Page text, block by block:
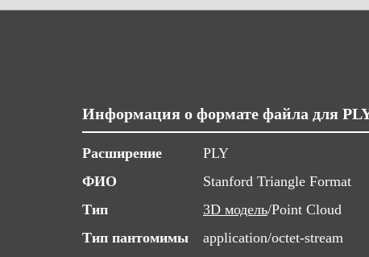
Информация о формате файла для
Расширение
PLY
ФИО
Stanford Triangle Format
Тип
3D модель/Point Cloud
Тип пантомимы
application/octet-stream